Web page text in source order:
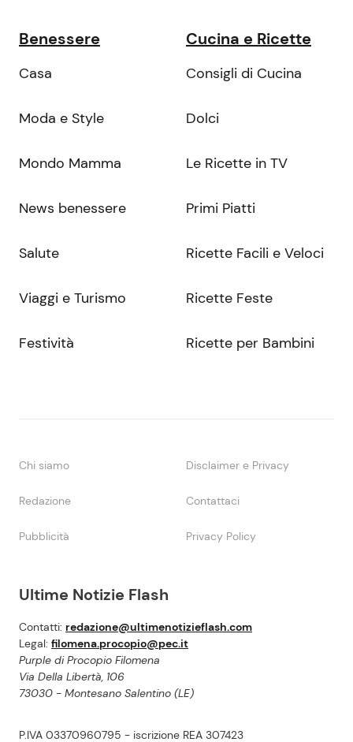
Ultime Notizie Flash
Contatti: redazione@ultimenotizieflash.com
Legal: filomena.procopio@pec.it
Purple di Procopio Filomena
Via Della Libertà, 106
73030 - Montesano Salentino (LE)
P.IVA 03370960795 - iscrizione REA 307423
Benessere
Casa
Moda e Style
Mondo Mamma
News benessere
Salute
Viaggi e Turismo
Festività
Cucina e Ricette
Consigli di Cucina
Dolci
Le Ricette in TV
Primi Piatti
Ricette Facili e Veloci
Ricette Feste
Ricette per Bambini
Chi siamo Disclaimer e Privacy
Redazione Contattaci
Pubblicità Privacy Policy